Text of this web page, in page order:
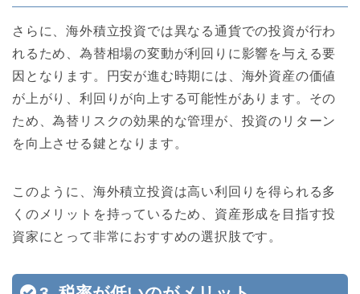
さらに、海外積立投資では異なる通貨での投資が行わ
れるため、為替相場の変動が利回りに影響を与える要
因となります。円安が進む時期には、海外資産の価値
が上がり、利回りが向上する可能性があります。その
ため、為替リスクの効果的な管理が、投資のリターン
を向上させる鍵となります。
このように、海外積立投資は高い利回りを得られる多
くのメリットを持っているため、資産形成を目指す投
資家にとって非常におすすめの選択肢です。